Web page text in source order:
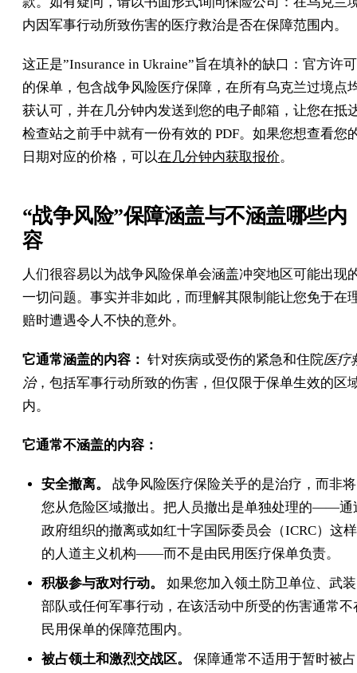
内因军事行动所致伤害的医疗救治是否在保障范围内。
这正是”Insurance in Ukraine”旨在填补的缺口：官方许可
的保单，包含战争风险医疗保障，在所有乌克兰过境点
获认可，并在几分钟内发送到您的电子邮箱，让您在抵
检查站之前手中就有一份有效的 PDF。如果您想查看您
日期对应的价格，可以在几分钟内获取报价。
“战争风险”保障涵盖与不涵盖哪些内
容
人们很容易以为战争风险保单会涵盖冲突地区可能出现
一切问题。事实并非如此，而理解其限制能让您免于在
赔时遭遇令人不快的意外。
它通常涵盖的内容： 针对疾病或受伤的紧急和住院医疗
治，包括军事行动所致的伤害，但仅限于保单生效的区
内。
它通常不涵盖的内容：
安全撤离。
战争风险医疗保险关乎的是治疗，而非将
您从危险区域撤出。把人员撤出是单独处理的——通
政府组织的撤离或如红十字国际委员会（ICRC）这样
的人道主义机构——而不是由民用医疗保单负责。
积极参与敌对行动。
如果您加入领土防卫单位、武装
部队或任何军事行动，在该活动中所受的伤害通常不
民用保单的保障范围内。
被占领土和激烈交战区。
保障通常不适用于暂时被占